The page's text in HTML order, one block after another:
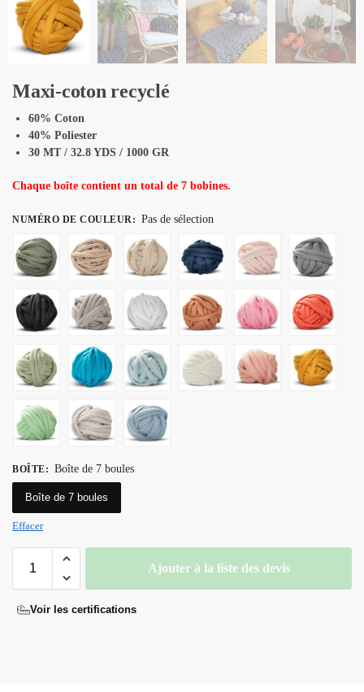
Maxi-coton recyclé
60% Coton
40% Poliester
30 MT / 32.8 YDS / 1000 GR
Chaque boîte contient un total de 7 bobines.
NUMÉRO DE COULEUR: Pas de sélection
BOÎTE: Boîte de 7 boules
Boîte de 7 boules
Effacer
Ajouter à la liste des devis
Voir les certifications